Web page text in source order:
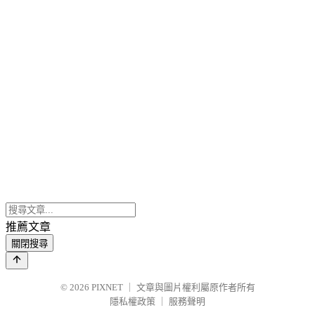
推薦文章
關閉搜尋
© 2026 PIXNET
文章與圖片權利屬原作者所有
隱私權政策
服務聲明